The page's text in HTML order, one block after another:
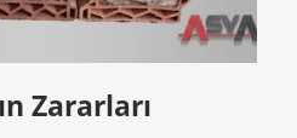
Zararları